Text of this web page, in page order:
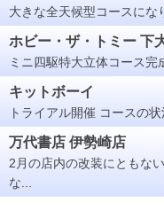
大きな全天候型コースにな
ホビー・ザ・トミー 下
ミニ四駆特大立体コース
キットボーイ
トライアル開催 コースの
万代書店 伊勢崎店
2月の店内の改装にともな
な...